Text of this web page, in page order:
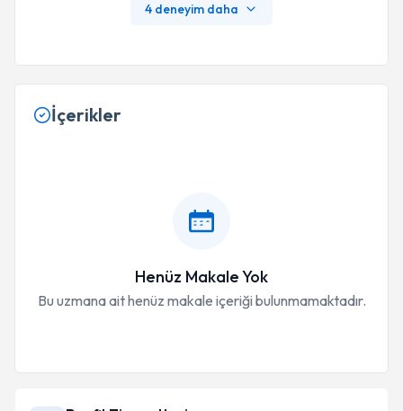
4 deneyim daha
İçerikler
Henüz Makale Yok
Bu uzmana ait henüz makale içeriği bulunmamaktadır.